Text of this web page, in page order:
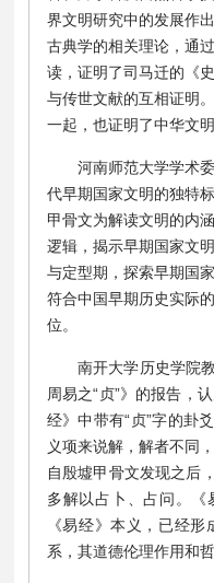
界文明研究中的发展作
古典学的相关理论，通
读，证明了司马迁的《
与传世文献的互相证明
一起，也证明了中华文
河南师范大学学术
代早期国家文明的独特
甲骨文为解读文明的内
逻辑，揭示早期国家文
与定型期，探索早期国
符合中国早期历史实际
位。
南开大学历史学院
周易之“贞”》的报告，
经》中带有“贞”字的卦
义项来说解，解者不同
自殷墟甲骨文发现之后
多解以占卜、占问。《
《易经》本义，已经
系，其道德伦理作用和